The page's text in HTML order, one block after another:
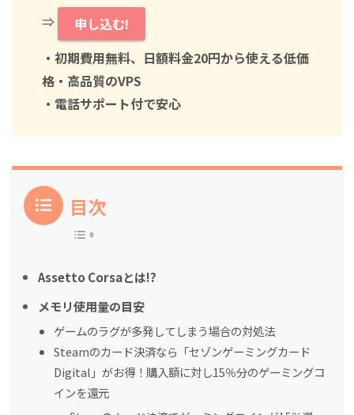
⇒
申し込む!
・初期費用無料、日額料金20円から使える低価
格・高品質のVPS
・電話サポート付で安心
目次
Assetto Corsaとは!?
メモリ使用量の目安
ゲームのラグが多発してしまう場合の対処法
Steamのカード決済なら「セゾンゲーミングカード
Digital」がお得！購入額に対し15％分のゲーミングコ
インを還元